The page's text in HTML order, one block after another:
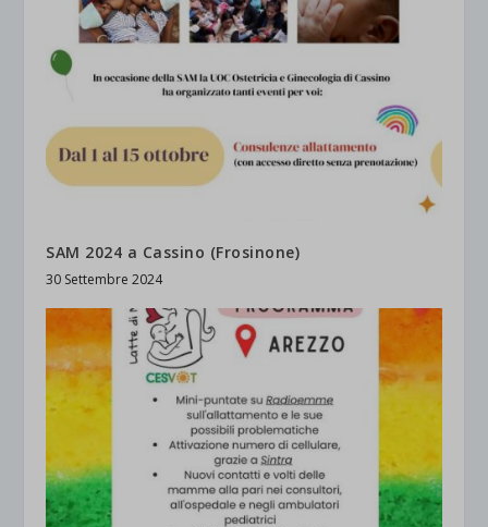
SAM 2024 a Cassino (Frosinone)
30 Settembre 2024